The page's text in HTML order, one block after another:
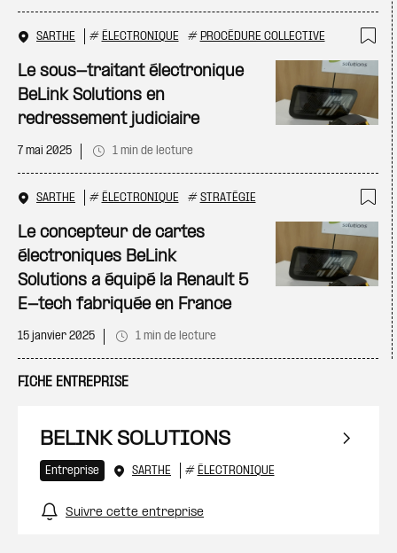
SARTHE # ÉLECTRONIQUE # PROCÉDURE COLLECTIVE
Le sous-traitant électronique
BeLink Solutions en
redressement judiciaire
7 mai 2025 1 min de lecture
SARTHE # ÉLECTRONIQUE # STRATÉGIE
Le concepteur de cartes
électroniques BeLink
Solutions a équipé la Renault 5
E-tech fabriquée en France
15 janvier 2025 1 min de lecture
FICHE ENTREPRISE
BELINK SOLUTIONS
Entreprise SARTHE # ÉLECTRONIQUE
Suivre cette entreprise